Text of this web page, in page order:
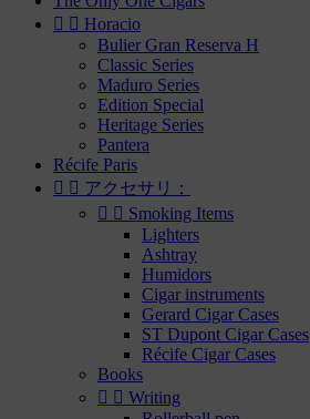
  Horacio
Bulier Gran Reserva H
Classic Series
Maduro Series
Edition Special
Heritage Series
Pantera
Récife Paris
  アクセサリ：
  Smoking Items
Lighters
Ashtray
Humidors
Cigar instruments
Gerard Cigar Cases
ST Dupont Cigar Cases
Récife Cigar Cases
Books
  Writing